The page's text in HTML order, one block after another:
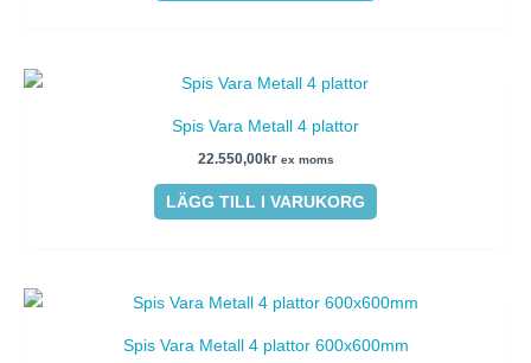
Spis Vara Metall 4 plattor
22.550,00kr ex moms
LÄGG TILL I VARUKORG
Spis Vara Metall 4 plattor 600x600mm